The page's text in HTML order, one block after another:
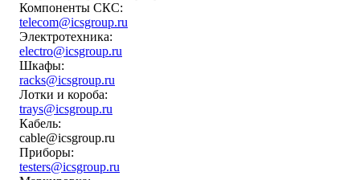
Компоненты СКС:
telecom@icsgroup.ru
Электротехника:
electro@icsgroup.ru
Шкафы:
racks@icsgroup.ru
Лотки и короба:
trays@icsgroup.ru
Кабель:
cable@icsgroup.ru
Приборы:
testers@icsgroup.ru